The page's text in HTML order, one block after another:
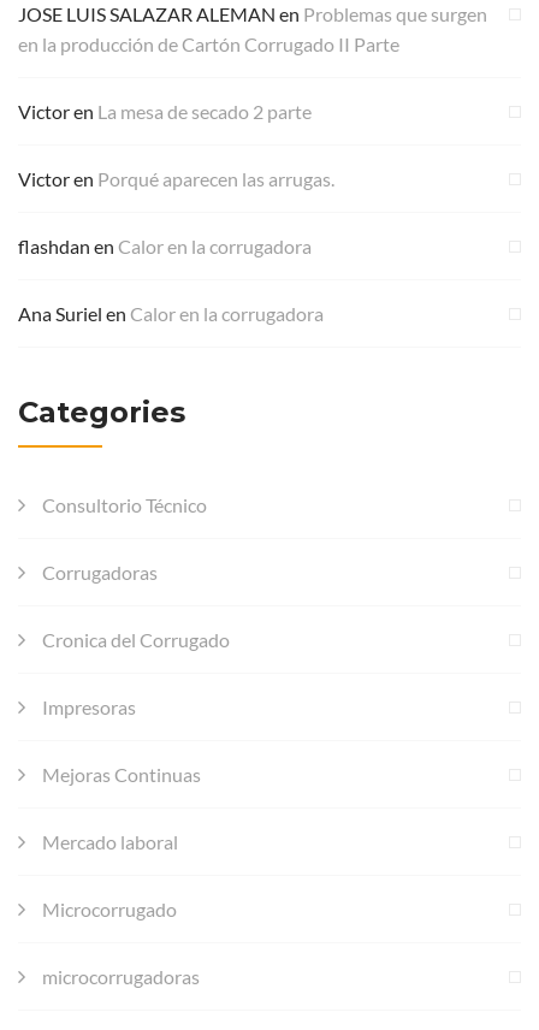
JOSE LUIS SALAZAR ALEMAN en Problemas que surgen
en la producción de Cartón Corrugado II Parte
Victoren La mesa de secado 2 parte
Victoren Porqué aparecen las arrugas.
flashdan en Calor en la corrugadora
Ana Suriel en Calor en la corrugadora
Categories
Consultorio Técnico
Corrugadoras
Cronica del Corrugado
Impresoras
Mejoras Continuas
Mercado laboral
Microcorrugado
microcorrugadoras